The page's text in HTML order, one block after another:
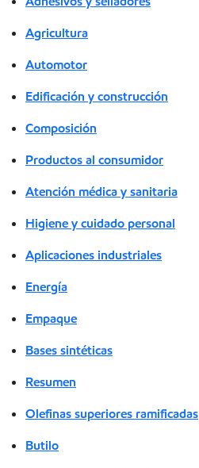
Agricultura
Automotor
Edificación y construcción
Composición
Productos al consumidor
Atención médica y sanitaria
Higiene y cuidado personal
Aplicaciones industriales
Energía
Empaque
Bases sintéticas
Resumen
Olefinas superiores ramificadas
Butilo